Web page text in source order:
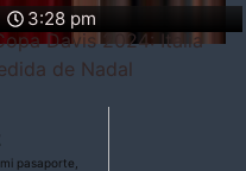
3:28 pm
Davis 2024: Italia
de Nadal
pasaporte,